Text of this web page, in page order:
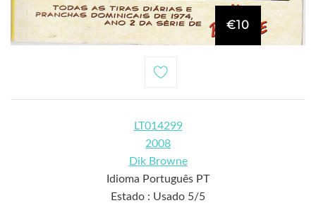
€10
LT014299
2008
Dik Browne
Idioma Português PT
Estado : Usado 5/5